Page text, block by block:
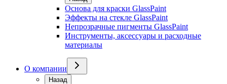
Основа для краски GlassPaint
Эффекты на стекле GlassPaint
Непрозрачные пигменты GlassPaint
Инструменты, аксессуары и расходные
материалы
О компании
Назад